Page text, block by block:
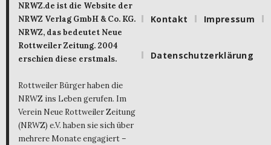
NRWZ.de ist die Website der
NRWZ Verlag GmbH & Co. KG.
NRWZ, das bedeutet Neue
Rottweiler Zeitung. 2004
erschien diese erstmals.
Rottweiler Bürger haben die
NRWZ ins Leben gerufen. Im
Verein Neue Rottweiler Zeitung
(NRWZ) e.V. haben sie sich über
mehrere Monate engagiert –
Kontakt Impressum
Datenschutzerklärung